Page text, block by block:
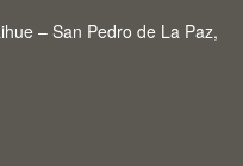
– San Pedro de La Paz,